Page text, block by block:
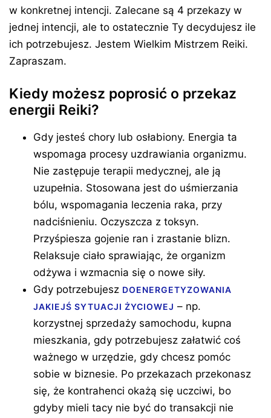
w konkretnej intencji. Zalecane są 4 przekazy w
jednej intencji, ale to ostatecznie Ty decydujesz ile
ich potrzebujesz. Jestem Wielkim Mistrzem Reiki.
Zapraszam.
Kiedy możesz poprosić o przekaz
energii Reiki?
Gdy jesteś chory lub osłabiony. Energia ta
wspomaga procesy uzdrawiania organizmu.
Nie zastępuje terapii medycznej, ale ją
uzupełnia. Stosowana jest do uśmierzania
bólu, wspomagania leczenia raka, przy
nadciśnieniu. Oczyszcza z toksyn.
Przyśpiesza gojenie ran i zrastanie blizn.
Relaksuje ciało sprawiając, że organizm
odżywa i wzmacnia się o nowe siły.
Gdy potrzebujesz DOENERGETYZOWANIA
JAKIEJŚ SYTUACJI ŻYCIOWEJ – np.
korzystnej sprzedaży samochodu, kupna
mieszkania, gdy potrzebujesz załatwić coś
ważnego w urzędzie, gdy chcesz pomóc
sobie w biznesie. Po przekazach przekonasz
się, że kontrahenci okażą się uczciwi, bo
gdyby mieli tacy nie być do transakcji nie